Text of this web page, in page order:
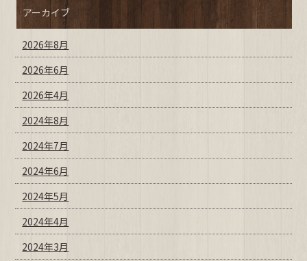
アーカイブ
2026年8月
2026年6月
2026年4月
2024年8月
2024年7月
2024年6月
2024年5月
2024年4月
2024年3月